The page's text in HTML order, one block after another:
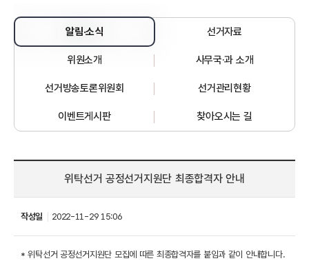
알림·소식 선거자료
위원소개 사무국·과 소개
선거방송토론위원회 선거관리현황
이벤트게시판 찾아오시는 길
위탁선거 공정선거지원단 최종합격자 안내
작성일 2022-11-29 15:06
* 위탁선거 공정선거지원단 모집에 따른 최종합격자를 붙임과 같이 안내합니다.